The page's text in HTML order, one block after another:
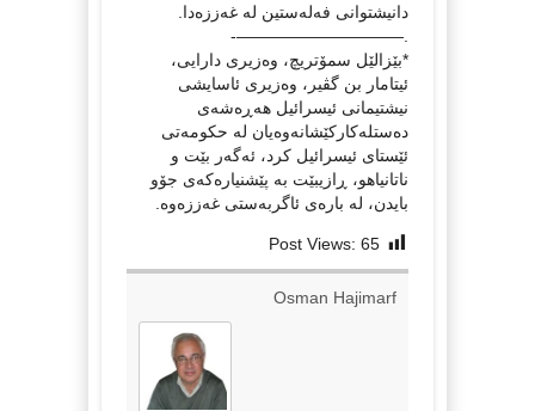
دانیشتوانی فەلەستین لە غەززەدا.
.——————————-
*بێزالێل سمۆتریچ، وەزیری دارایی،
ئیتامار بن گڤیر، وەزیری ئاسایشی
نیشتیمانی ئیسرائیل هەڕەشەی
دەستلەکارکێشانەوەیان لە حکومەتی
ئێستای ئیسرائیل کرد، ئەگەر بێت و
ناتانیاهو، ڕازیبێت بە پێشنیارەکەی جۆو
بایدن، لە بارەی ئاگربەستی غەززەوە.
Post Views: 65
Osman Hajimarf